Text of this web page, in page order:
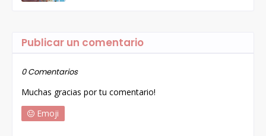
Publicar un comentario
0 Comentarios
Muchas gracias por tu comentario!
Emoji